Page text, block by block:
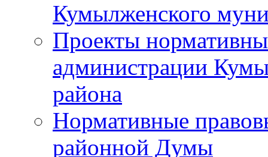
Кумылженского
Проекты
администрации
района
Нормативные
районной Думы